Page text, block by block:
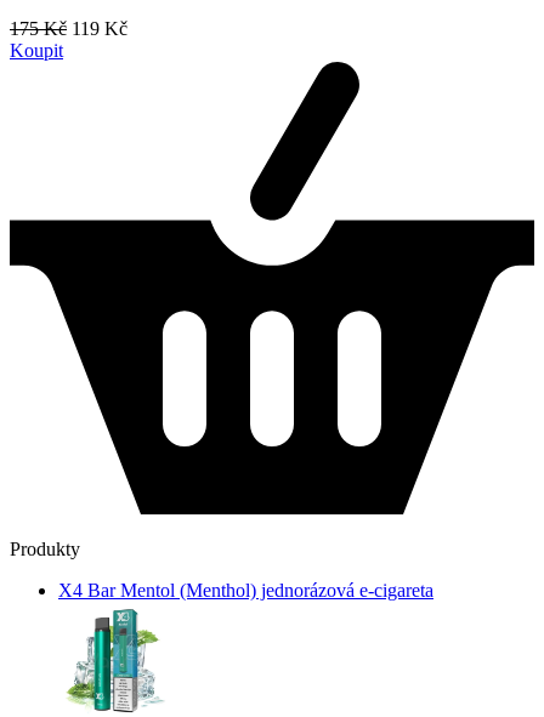
175 Kč 119 Kč
Koupit
Produkty
X4 Bar Mentol (Menthol) jednorázová e-cigareta